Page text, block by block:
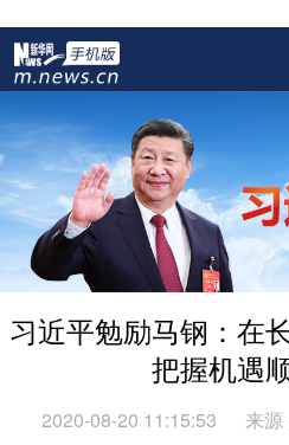
习近平勉励马钢：在
把握机遇
2020-08-20 11:15:53 来源